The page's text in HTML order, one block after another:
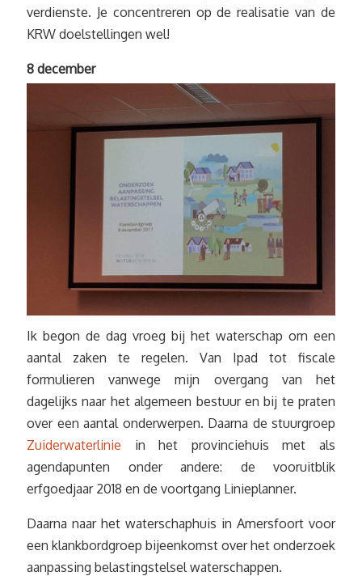
verdienste. Je concentreren op de realisatie van de
KRW doelstellingen wel!
8 december
Ik begon de dag vroeg bij het waterschap om een
aantal zaken te regelen. Van Ipad tot fiscale
formulieren vanwege mijn overgang van het
dagelijks naar het algemeen bestuur en bij te praten
over een aantal onderwerpen. Daarna de stuurgroep
Zuiderwaterlinie in het provinciehuis met als
agendapunten onder andere: de vooruitblik
erfgoedjaar 2018 en de voortgang Linieplanner.
Daarna naar het waterschaphuis in Amersfoort voor
een klankbordgroep bijeenkomst over het onderzoek
aanpassing belastingstelsel waterschappen.